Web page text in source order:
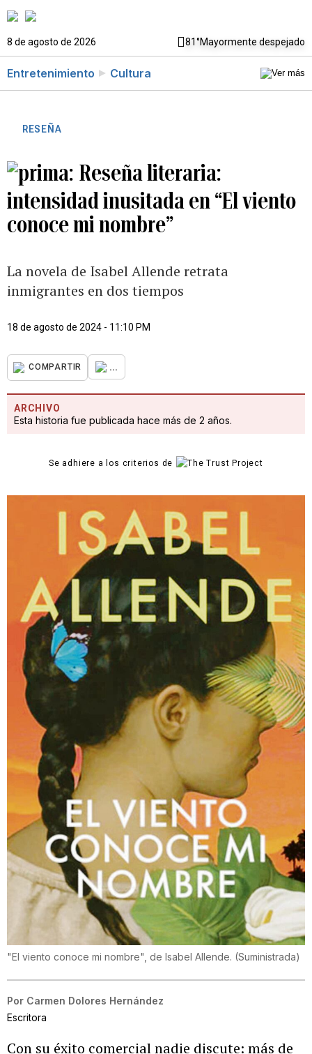
8 de agosto de 2026 81°Mayormente despejado
Entretenimiento Cultura
RESEÑA
Reseña literaria:
intensidad inusitada en “El viento
conoce mi nombre”
La novela de Isabel Allende retrata
inmigrantes en dos tiempos
18 de agosto de 2024 - 11:10 PM
COMPARTIR ...
ARCHIVO
Esta historia fue publicada hace más de 2 años.
Se adhiere a los criterios de
"El viento conoce mi nombre", de Isabel Allende. (Suministrada)
Por Carmen Dolores Hernández
Escritora
Con su éxito comercial nadie discute: más de